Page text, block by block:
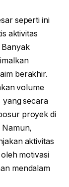
seperti ini
aktivitas
berakhir.
volume
yang secara
proyek di
Namun,
aktivitas
motivasi
mendalam